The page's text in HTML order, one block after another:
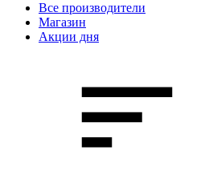
Все производители
Магазин
Акции дня